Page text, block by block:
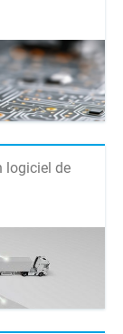
logiciel de